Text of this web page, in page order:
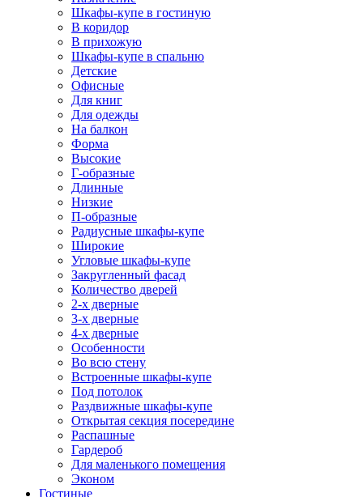
Шкафы-купе в гостиную
В коридор
В прихожую
Шкафы-купе в спальню
Детские
Офисные
Для книг
Для одежды
На балкон
Форма
Высокие
Г-образные
Длинные
Низкие
П-образные
Радиусные шкафы-купе
Широкие
Угловые шкафы-купе
Закругленный фасад
Количество дверей
2-х дверные
3-х дверные
4-х дверные
Особенности
Во всю стену
Встроенные шкафы-купе
Под потолок
Раздвижные шкафы-купе
Открытая секция посередине
Распашные
Гардероб
Для маленького помещения
Эконом
Гостиные